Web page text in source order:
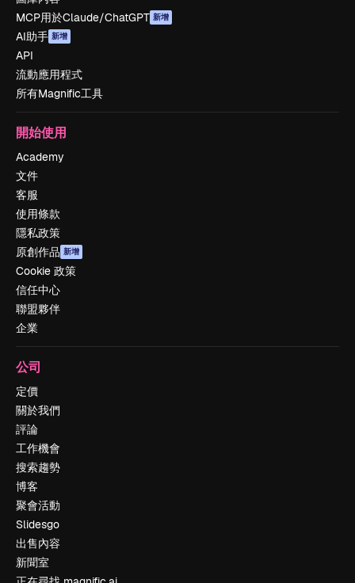
MCP用於Claude/ChatGPT 新增
AI助手 新增
API
流動應用程式
所有Magnific工具
開始使用
Academy
文件
客服
使用條款
隱私政策
原創作品 新增
Cookie 政策
信任中心
聯盟夥伴
企業
公司
定價
關於我們
評論
工作機會
搜索趨勢
博客
聚會活動
Slidesgo
出售內容
新聞室